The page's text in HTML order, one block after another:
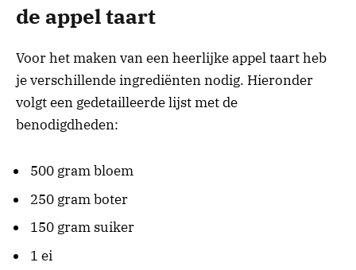
de appel taart
Voor het maken van een heerlijke appel taart heb
je verschillende ingrediënten nodig. Hieronder
volgt een gedetailleerde lijst met de
benodigdheden:
500 gram bloem
250 gram boter
150 gram suiker
1 ei